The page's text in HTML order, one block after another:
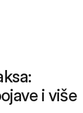
i više